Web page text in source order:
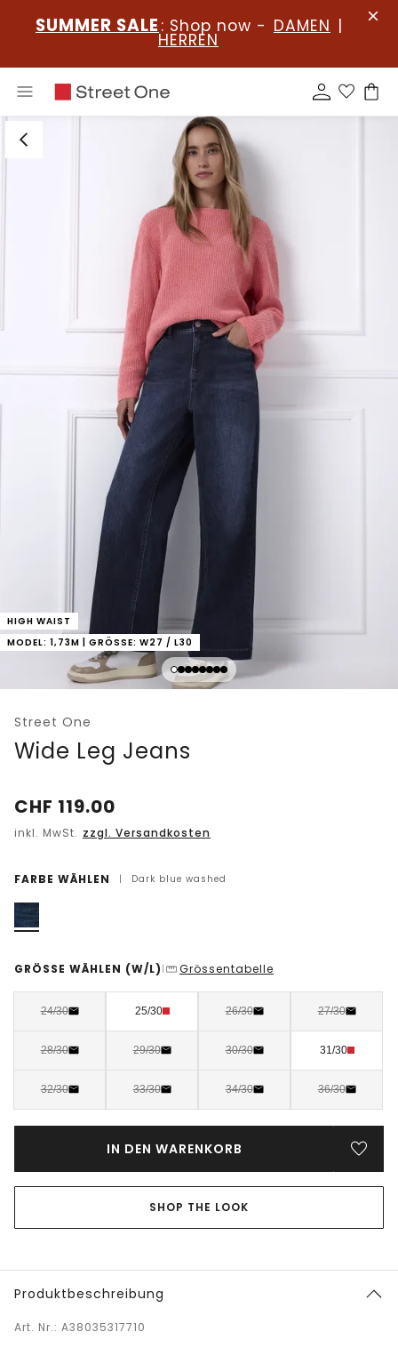
SUMMER SALE : Shop now - DAMEN |
HERREN
HIGH WAIST
MODEL: 1,73M | GRÖSSE: W27 / L30
Street One
Wide Leg Jeans
CHF 119.00
inkl. MwSt. zzgl. Versandkosten
FARBE WÄHLEN | Dark blue washed
GRÖSSE WÄHLEN (W/L) | Grössentabelle
24/30 25/30 26/30 27/30
28/30 29/30 30/30 31/30
32/30 33/30 34/30 36/30
IN DEN WARENKORB
SHOP THE LOOK
Produktbeschreibung
Art. Nr.: A38035317710